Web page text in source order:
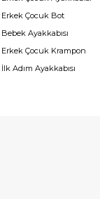
Erkek Çocuk Bot
Bebek Ayakkabısı
Erkek Çocuk Krampon
İlk Adım Ayakkabısı